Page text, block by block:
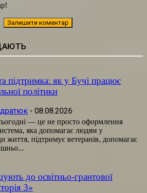
підтримка: як у Бучі працює
політики
- 08.08.2026
— це не просто оформлення
яка допомагає людям у
життя, підтримує ветеранів, допомагає
до освітньо-грантової
3»